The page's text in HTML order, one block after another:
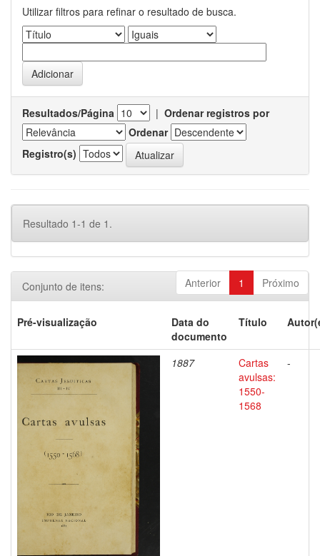
Utilizar filtros para refinar o resultado de busca.
Resultados/Página | Ordenar registros por
Ordenar
Registro(s)
Resultado 1-1 de 1.
Anterior 1 Próximo
Conjunto de itens:
Pré-visualização
Data do
documento
Título
1887
Cartas
avulsas:
1550-
1568
-